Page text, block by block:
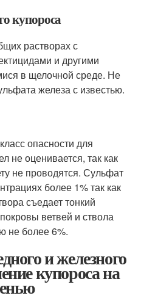
купороса
растворах с
и другими
в щелочной среде. Не
железа с известью.
опасности для
не оценивается, так как
не проводятся. Сульфат
более 1% так как
съедает тонкий
ветвей и ствола
не более 6%.
и железного
купороса на